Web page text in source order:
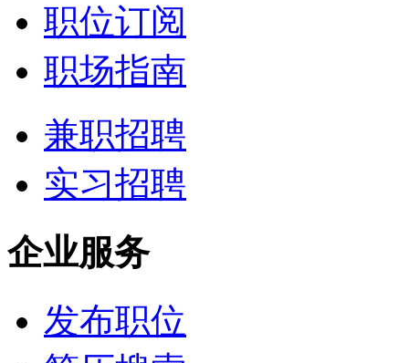
职位订阅
职场指南
兼职招聘
实习招聘
企业服务
发布职位